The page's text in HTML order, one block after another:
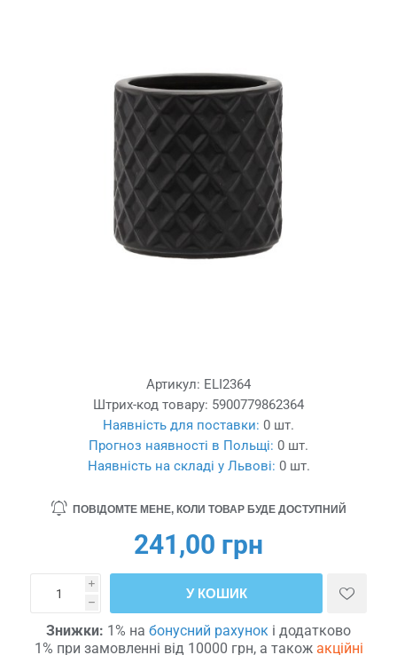
Артикул: ELI2364
Штрих-код товару: 5900779862364
Наявність для поставки: 0 шт.
Прогноз наявності в Польщі: 0 шт.
Наявність на складі у Львові: 0 шт.
ПОВІДОМТЕ МЕНЕ, КОЛИ ТОВАР БУДЕ ДОСТУПНИЙ
241,00 грн
i
h
У КОШИК
Знижки: 1% на бонусний рахунок і додатково
1% при замовленні від 10000 грн, а також акційні